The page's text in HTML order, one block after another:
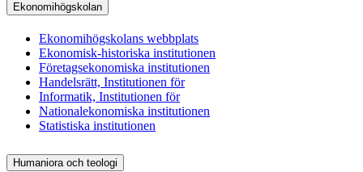
Ekonomihögskolan
Ekonomihögskolans webbplats
Ekonomisk-historiska institutionen
Företagsekonomiska institutionen
Handelsrätt, Institutionen för
Informatik, Institutionen för
Nationalekonomiska institutionen
Statistiska institutionen
Humaniora och teologi